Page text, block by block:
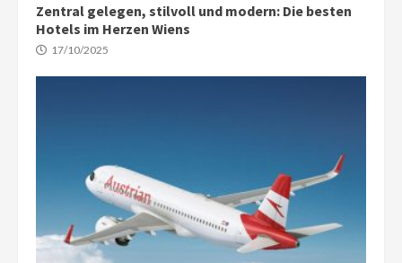
Zentral gelegen, stilvoll und modern: Die besten
Hotels im Herzen Wiens
17/10/2025